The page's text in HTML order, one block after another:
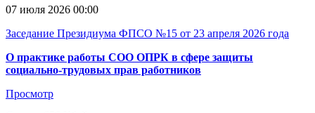
07 июля 2026 00:00
Заседание Президиума ФПСО №15 от 23 апреля 2026 года
О практике работы СОО ОПРК в сфере защиты
социально-трудовых прав работников
Просмотр